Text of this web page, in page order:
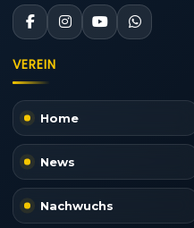
VEREIN
Home
News
Nachwuchs